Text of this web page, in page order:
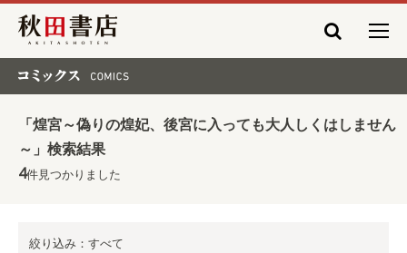
秋田書店
「煌宮～偽りの煌妃、後宮に入っても大人しくはしません
～」検索結果
4件見つかりました
絞り込み：すべて